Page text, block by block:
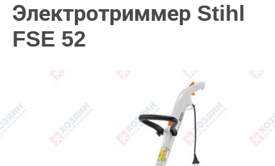
Электротриммер Stihl
FSE 52